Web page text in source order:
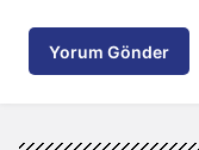
Yorum Gönder